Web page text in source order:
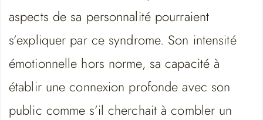
aspects de sa personnalité pourraient
s’expliquer par ce syndrome. Son intensité
émotionnelle hors norme, sa capacité à
établir une connexion profonde avec son
public comme s’il cherchait à combler un